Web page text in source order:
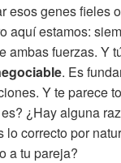
esos genes fieles
aquí estamos:
ambas fuerzas. Y
. Es
Y te parece
¿Hay alguna
lo correcto por
a tu pareja?